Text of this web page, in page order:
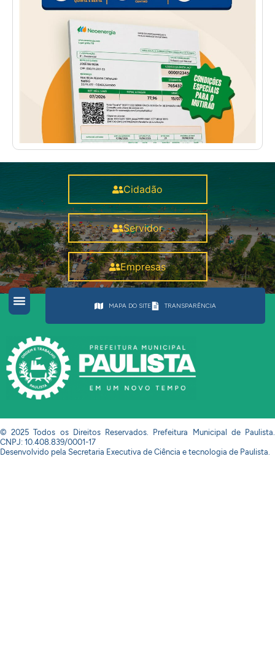
Cidadão
Servidor
Empresas
MAPA DO SITE TRANSPARÊNCIA
© 2025 Todos os Direitos Reservados. Prefeitura Municipal de Paulista.
CNPJ: 10.408.839/0001-17
Desenvolvido pela Secretaria Executiva de Ciência e tecnologia de Paulista.